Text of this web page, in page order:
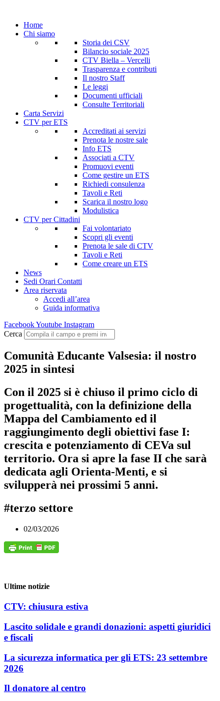
Home
Chi siamo
Storia dei CSV
Bilancio sociale 2025
CTV Biella – Vercelli
Trasparenza e contributi
Il nostro Staff
Le leggi
Documenti ufficiali
Consulte Territoriali
Carta Servizi
CTV per ETS
Accreditati ai servizi
Prenota le nostre sale
Info ETS
Associati a CTV
Promuovi eventi
Come gestire un ETS
Richiedi consulenza
Tavoli e Reti
Scarica il nostro logo
Modulistica
CTV per Cittadini
Fai volontariato
Scopri gli eventi
Prenota le sale di CTV
Tavoli e Reti
Come creare un ETS
News
Sedi Orari Contatti
Area riservata
Accedi all’area
Guida informativa
FacebookYoutube Instagram
Cerca
Comunità Educante Valsesia: il nostro
2025 in sintesi
Con il 2025 si è chiuso il primo ciclo di
progettualità, con la definizione della
Mappa del Cambiamento ed il
raggiungimento degli obiettivi fase I:
crescita e potenziamento di CEVa sul
territorio. Ora si apre la fase II che sarà
dedicata agli Orienta-Menti, e si
svilupperà nei prossimi 5 anni.
#terzo settore
02/03/2026
Ultime notizie
CTV: chiusura estiva
Lascito solidale e grandi donazioni: aspetti giuridici
e fiscali
La sicurezza informatica per gli ETS: 23 settembre
2026
Il donatore al centro